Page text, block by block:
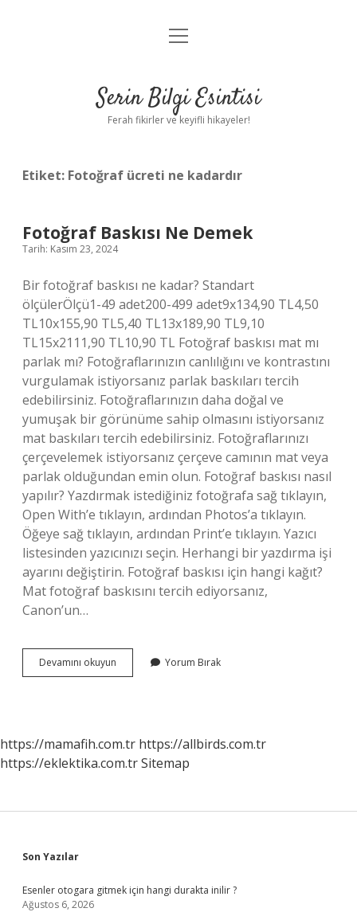
Anasayfa
Yasal Uyarı
menüyü
Serin Bilgi Esintisi
Ferah fikirler ve keyifli hikayeler!
Etiket: Fotoğraf ücreti ne kadardır
Fotoğraf Baskısı Ne Demek
Tarih: Kasım 23, 2024
Bir fotoğraf baskısı ne kadar? Standart
ölçülerÖlçü1-49 adet200-499 adet9x134,90 TL4,50
TL10x155,90 TL5,40 TL13x189,90 TL9,10
TL15x2111,90 TL10,90 TL Fotoğraf baskısı mat mı
parlak mı? Fotoğraflarınızın canlılığını ve kontrastını
vurgulamak istiyorsanız parlak baskıları tercih
edebilirsiniz. Fotoğraflarınızın daha doğal ve
yumuşak bir görünüme sahip olmasını istiyorsanız
mat baskıları tercih edebilirsiniz. Fotoğraflarınızı
çerçevelemek istiyorsanız çerçeve camının mat veya
parlak olduğundan emin olun. Fotoğraf baskısı nasıl
yapılır? Yazdırmak istediğiniz fotoğrafa sağ tıklayın,
Open With’e tıklayın, ardından Photos’a tıklayın.
Öğeye sağ tıklayın, ardından Print’e tıklayın. Yazıcı
listesinden yazıcınızı seçin. Herhangi bir yazdırma işi
ayarını değiştirin. Fotoğraf baskısı için hangi kağıt?
Mat fotoğraf baskısını tercih ediyorsanız,
Canon’un…
Devamını okuyun Fotoğraf
Baskısı
Yorum Bırak
https://mamafih.com.tr https://allbirds.com.tr
https://eklektika.com.trSitemap
Sidebar
Son Yazılar
Esenler otogara gitmek için hangi durakta inilir ?
Ağustos 6, 2026